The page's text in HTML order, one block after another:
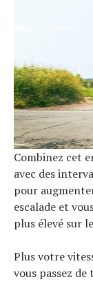
Combinez cet
avec des
pour
escalade et
plus élevé sur
Plus votre
vous passez